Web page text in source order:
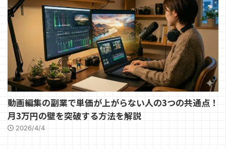
動画編集の副業で単価が上がらない人の3つの共通点！
月3万円の壁を突破する方法を解説
2026/4/4